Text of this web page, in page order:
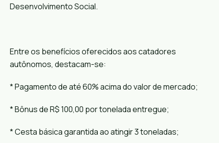
Desenvolvimento Social.
Entre os benefícios oferecidos aos catadores
autônomos, destacam-se:
* Pagamento de até 60% acima do valor de mercado;
* Bônus de R$ 100,00 por tonelada entregue;
* Cesta básica garantida ao atingir 3 toneladas;